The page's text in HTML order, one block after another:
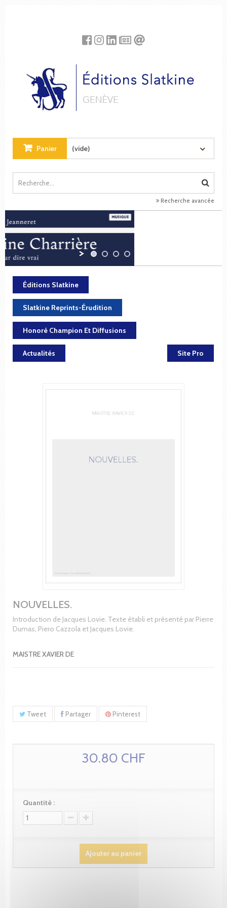
Panier (vide)
Recherche avancée
Éditions Slatkine
Slatkine Reprints-Érudition
Honoré Champion Et Diffusions
Actualités Site Pro
NOUVELLES.
Introduction de Jacques Lovie. Texte établi et présenté par Pierre
Dumas, Piero Cazzola et Jacques Lovie.
MAISTRE XAVIER DE
Tweet Partager Pinterest
30.80 CHF
Quantité :
Ajouter au panier